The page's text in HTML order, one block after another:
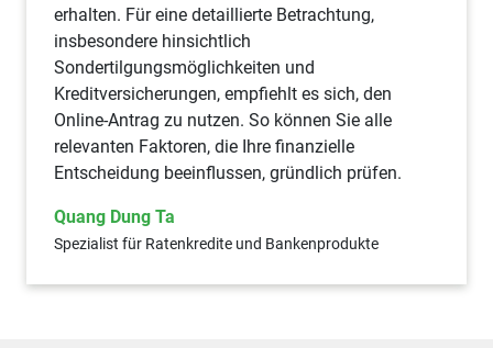
erhalten. Für eine detaillierte Betrachtung,
insbesondere hinsichtlich
Sondertilgungsmöglichkeiten und
Kreditversicherungen, empfiehlt es sich, den
Online-Antrag zu nutzen. So können Sie alle
relevanten Faktoren, die Ihre finanzielle
Entscheidung beeinflussen, gründlich prüfen.
Quang Dung Ta
Spezialist für Ratenkredite und Bankenprodukte